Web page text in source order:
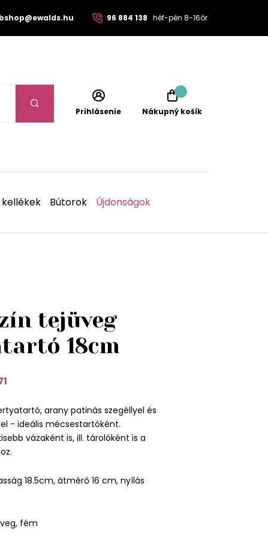
96 884 138 héf-pén 8-16ór
Prihlásenie Nákupný košík
Bútorok Újdonságok
tejüveg
18cm
arany patinás szegéllyel és
- ideális mécsestartóként.
vázaként is, ill. tárolóként is a
18.5cm, átmérő 16 cm, nyílás
fém